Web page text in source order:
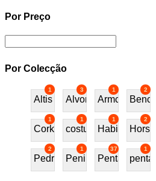
Por Preço
Por Colecção
1
Altis
3
Alvor
1
Armchair
2
Bench
1
Cork
1
costureira
1
Habitat70
2
Horses
2
Pedra
1
Peninsular
37
Penta
1